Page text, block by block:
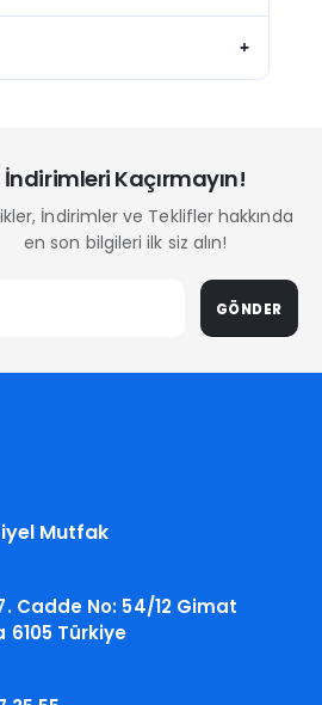
+
İndirimleri Kaçırmayın!
İndirimler ve Teklifler hakkında
en son bilgileri ilk siz alın!
GÖNDER
Mutfak
Cadde No: 54/12 Gimat
Türkiye